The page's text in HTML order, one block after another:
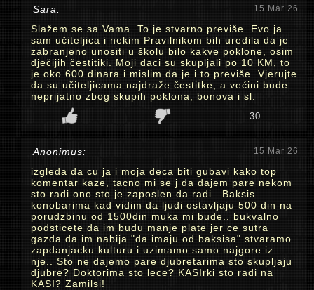
Sara: 15 Mar 26
Slažem se sa Vama. To je stvarno previše. Evo ja
sam učiteljica i nekim Pravilnikom bih uredila da je
zabranjeno unositi u školu bilo kakve poklone, osim
dječijih čestitiki. Moji đaci su skupljali po 10 KM, to
je oko 600 dinara i mislim da je i to previše. Vjerujte
da su učiteljicama najdraže čestitke, a većini bude
neprijatno zbog skupih poklona, bonova i sl.
30
Anonimus: 15 Mar 26
izgleda da cu ja i moja deca biti gubavi kako top
komentar kaze, tacno mi se j da dajem pare nekom
sto radi ono sto je zaposlen da radi.. Baksis
konobarima kad vidim da ljudi ostavljaju 500 din na
porudzbinu od 1500din muka mi bude.. bukvalno
podsticete da im budu manje plate jer ce sutra
gazda da im nabija "da imaju od baksisa" stvaramo
zapdanjacku kulturu i uzimamo samo najgore iz
nje.. Sto ne dajemo pare djubretarima sto skupljaju
djubre? Doktorima sto lece? KASIrki sto radi na
KASI? Zamilsi!